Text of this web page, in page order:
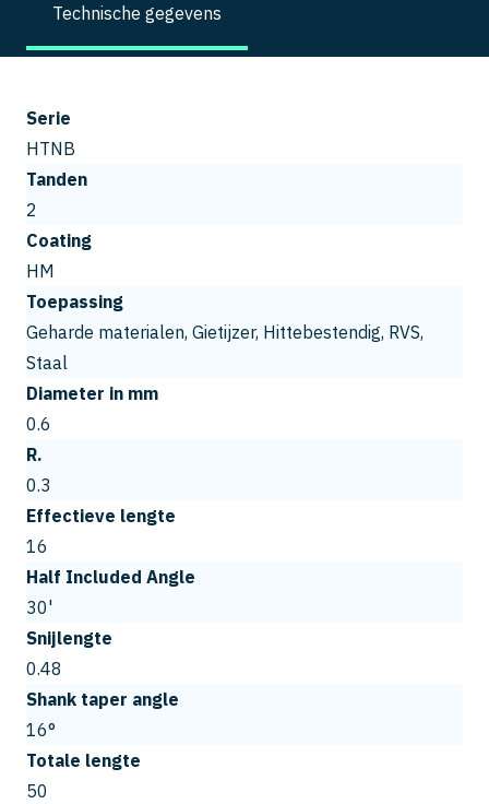
Technische gegevens
Serie
HTNB
Tanden
2
Coating
HM
Toepassing
Geharde materialen, Gietijzer, Hittebestendig, RVS,
Staal
Diameter in mm
0.6
R.
0.3
Effectieve lengte
16
Half Included Angle
30'
Snijlengte
0.48
Shank taper angle
16°
Totale lengte
50